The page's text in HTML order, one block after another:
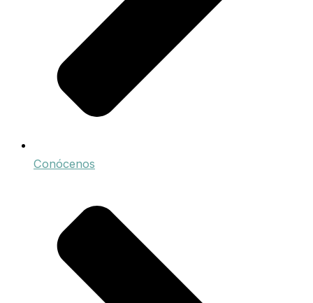
Conócenos